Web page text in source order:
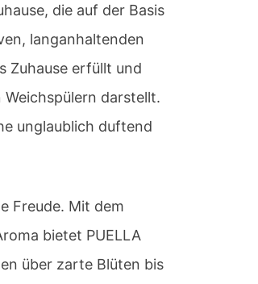
die auf der Basis
langanhaltenden
Zuhause erfüllt und
darstellt.
unglaublich duftend
Freude. Mit dem
bietet PUELLA
über zarte Blüten bis